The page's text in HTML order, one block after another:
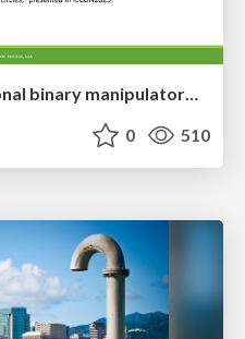
Design of three-dimensional binary manipulators for pick-and-place task avoiding obstacles (IECON2024)
0 510